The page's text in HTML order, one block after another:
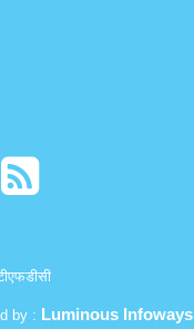
by : Luminous Infoways